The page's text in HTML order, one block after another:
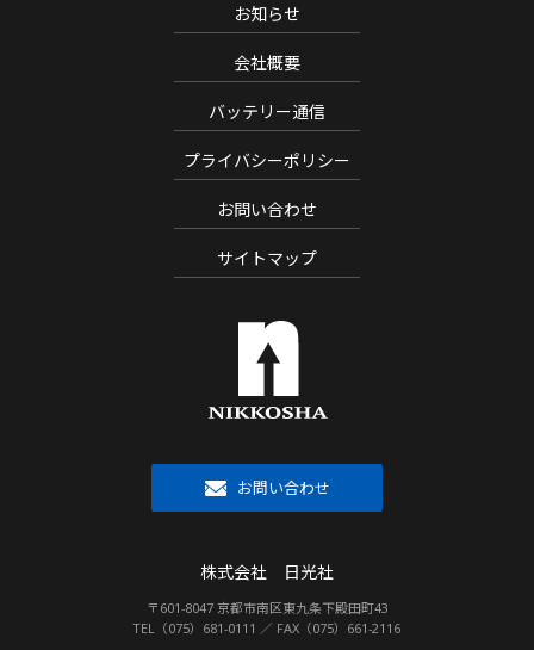
お問い合わせ
株式会社 日光社
〒601-8047 京都市南区東九条下殿田町43
TEL（075）681-0111 ／ FAX（075）661-2116
お知らせ
会社概要
バッテリー通信
プライバシーポリシー
お問い合わせ
サイトマップ